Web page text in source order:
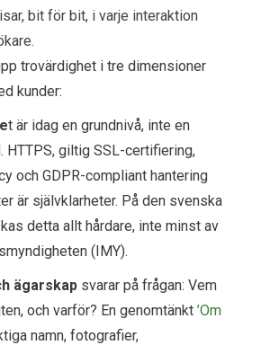
bit för bit, i varje interaktion
trovärdighet i tre dimensioner
kunder:
t är idag en grundnivå, inte en
HTTPS, giltig SSL-certifiering,
och GDPR-compliant hantering
är självklarheter. På den svenska
detta allt hårdare, inte minst av
(IMY).
ägarskap svarar på frågan: Vem
och varför? En genomtänkt ’Om
namn, fotografier,